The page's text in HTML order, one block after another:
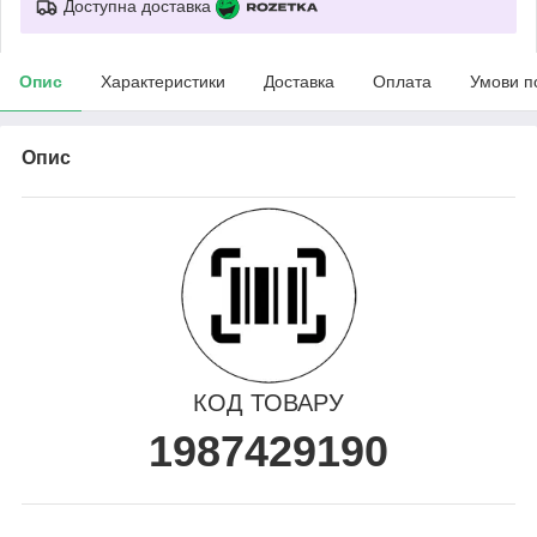
Доступна доставка
Опис Характеристики Доставка Оплата Умови
Опис
КОД ТОВАРУ
1987429190